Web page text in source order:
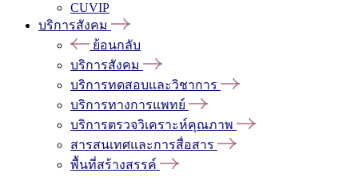
CUVIP
บริการสังคม
ย้อนกลับ
บริการสังคม
บริการทดสอบและวิชาการ
บริการทางการแพทย์
บริการตรวจวิเคราะห์คุณภาพ
สารสนเทศและการสื่อสาร
พื้นที่สร้างสรรค์